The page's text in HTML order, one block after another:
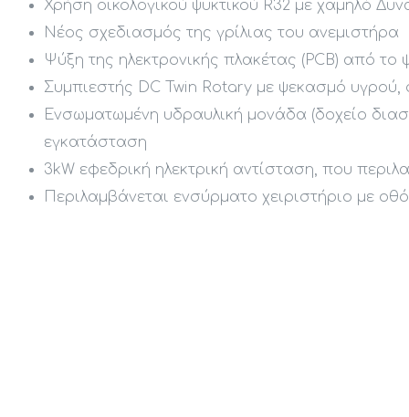
Χρήση οικολογικού ψυκτικού R32 με χαμηλό
Νέος σχεδιασμός της γρίλιας του ανεμιστήρα
Ψύξη της ηλεκτρονικής πλακέτας (PCB) από το
Συμπιεστής DC Twin Rotary με ψεκασμό υγρού,
Ενσωματωμένη υδραυλική μονάδα (δοχείο
εγκατάσταση
3kW εφεδρική ηλεκτρική αντίσταση, που
Περιλαμβάνεται ενσύρματο χειριστήριο με